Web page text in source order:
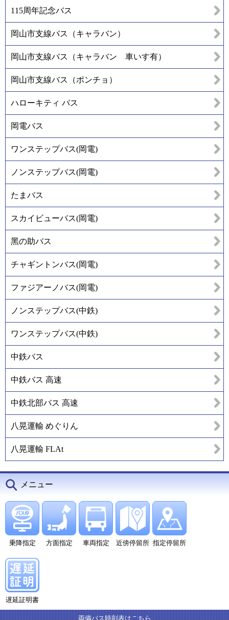
115周年記念バス
岡山市支線バス（キャラバン）
岡山市支線バス（キャラバン 車いす有）
岡山市支線バス（ポンチョ）
ハローキティ バス
岡電バス
ワンステップバス(岡電)
ノンステップバス(岡電)
たまバス
スカイビューバス(岡電)
黑の助バス
チャギントンバス(岡電)
ファジアーノバス(岡電)
ノンステップバス(中鉄)
ワンステップバス(中鉄)
中鉄バス
中鉄バス 高速
中鉄北部バス 高速
八晃運輸 めぐりん
八晃運輸 FLAt
メニュー
乗降指定 方面指定 車両指定 近傍停留所 指定停留所
遅延証明書
両備バス時刻表はこちら